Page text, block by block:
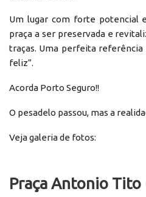
Um lugar com forte potencial
praça a ser preservada e
traças. Uma perfeita
feliz”.
Acorda Porto Seguro!!
O pesadelo passou, mas a
Veja galeria de fotos: